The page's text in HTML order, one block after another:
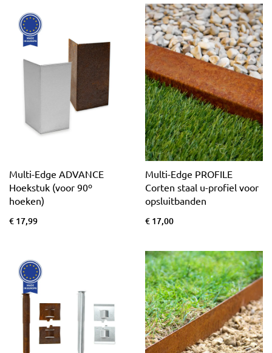
Multi-Edge ADVANCE
Hoekstuk (voor 90º
hoeken)
€ 17,99
Multi-Edge PROFILE
Corten staal u-profiel voor
opsluitbanden
€ 17,00